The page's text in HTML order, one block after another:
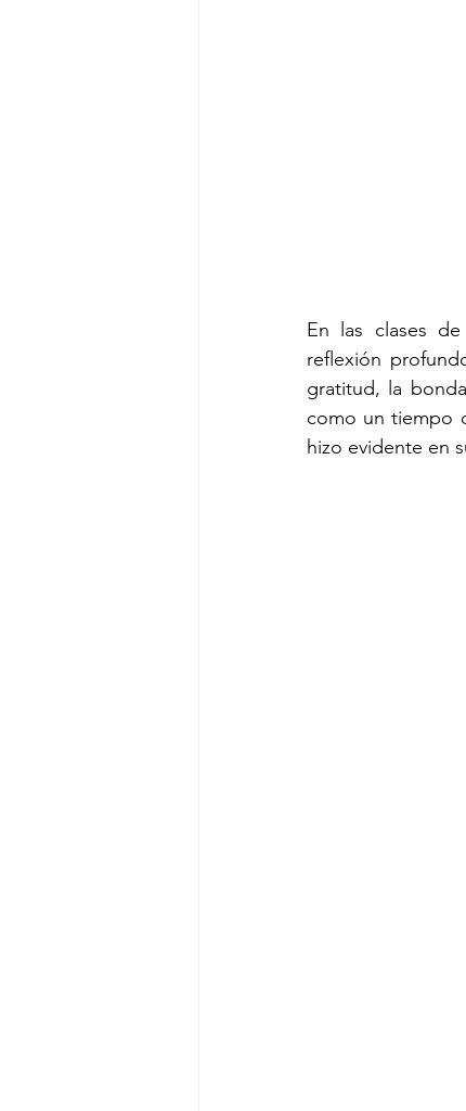
En las clases
reflexión
gratitud, la
como un tiempo
hizo evidente en